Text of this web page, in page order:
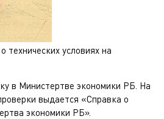
технических условиях на
в Министертве экономики РБ. На
выдается «Справка о
экономики РБ».